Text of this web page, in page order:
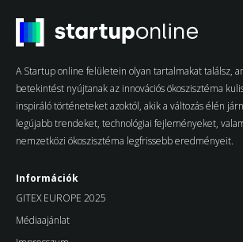
A Startup online felületein olyan tartalmakat találsz,
betekintést nyújtanak az innovációs ökoszisztéma
inspiráló történeteket azoktól, akik a változás élén
legújabb trendeket, technológiai fejleményeket,
nemzetközi ökoszisztéma legfrissebb eredményeit.
Információk
GITEX EUROPE 2025
Médiaajánlat